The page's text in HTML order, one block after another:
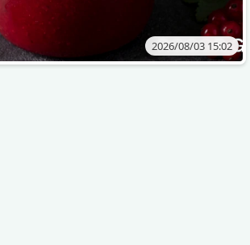
2026/08/03 15:02